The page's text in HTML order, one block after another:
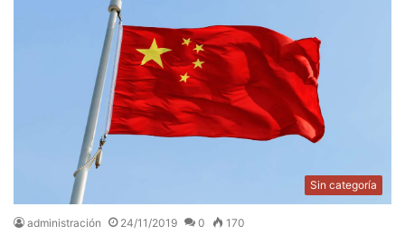
Sin categoría
administración 24/11/2019 0 170